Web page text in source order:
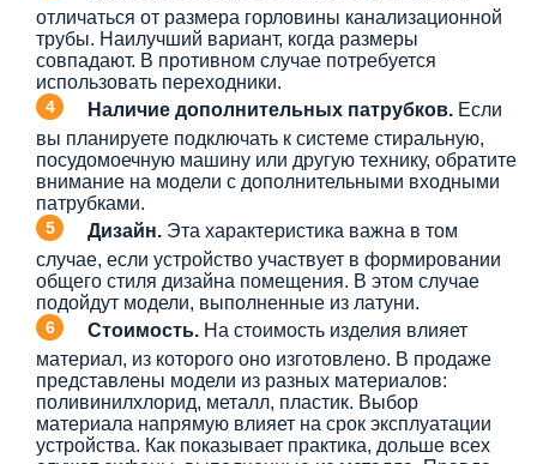
отличаться от размера горловины канализационной
трубы. Наилучший вариант, когда размеры
совпадают. В противном случае потребуется
использовать переходники.
Наличие дополнительных патрубков. Если
вы планируете подключать к системе стиральную,
посудомоечную машину или другую технику, обратите
внимание на модели с дополнительными входными
патрубками.
Дизайн. Эта характеристика важна в том
случае, если устройство участвует в формировании
общего стиля дизайна помещения. В этом случае
подойдут модели, выполненные из латуни.
Стоимость. На стоимость изделия влияет
материал, из которого оно изготовлено. В продаже
представлены модели из разных материалов:
поливинилхлорид, металл, пластик. Выбор
материала напрямую влияет на срок эксплуатации
устройства. Как показывает практика, дольше всех